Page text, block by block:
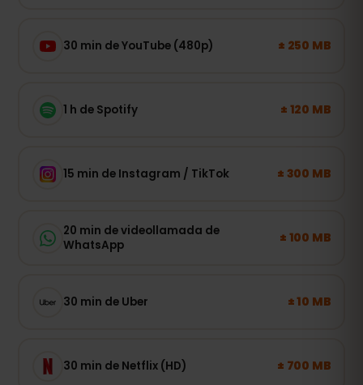
30 min de YouTube (480p) ± 250 MB
1 h de Spotify ± 120 MB
15 min de Instagram / TikTok ± 300 MB
20 min de videollamada de
WhatsApp
± 100 MB
30 min de Uber ± 10 MB
30 min de Netflix (HD) ± 700 MB